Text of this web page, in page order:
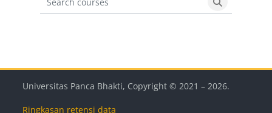
Search courses
Search
Blok
Blok
Blok
Blok
Universitas Panca Bhakti, Copyright © 2021 –2026.
Ringkasan retensi data